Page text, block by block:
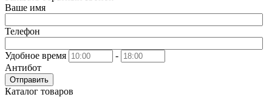
Ваше имя
Телефон
Удобное время
-
Антибот
Отправить
Каталог товаров